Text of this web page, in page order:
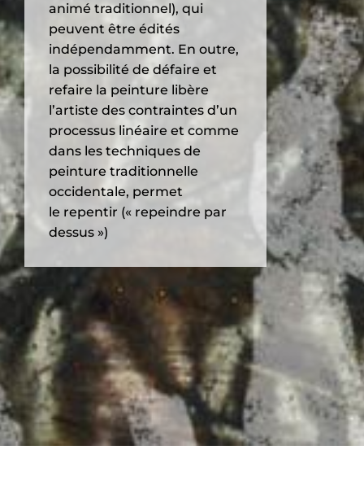
animé traditionnel), qui
peuvent être édités
indépendamment. En outre,
la possibilité de défaire et
refaire la peinture libère
l’artiste des contraintes d’un
processus linéaire et comme
dans les techniques de
peinture traditionnelle
occidentale, permet
le repentir (« repeindre par
dessus »)